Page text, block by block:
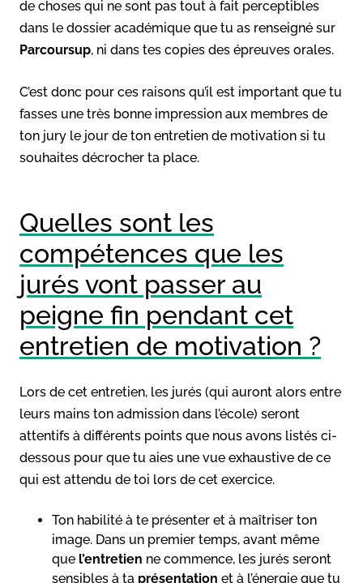
de choses qui ne sont pas tout à fait perceptibles
dans le dossier académique que tu as renseigné sur
Parcoursup, ni dans tes copies des épreuves orales.
C’est donc pour ces raisons qu’il est important que tu
fasses une très bonne impression aux membres de
ton jury le jour de ton entretien de motivation si tu
souhaites décrocher ta place.
Quelles sont les
compétences que les
jurés vont passer au
peigne fin pendant cet
entretien de motivation ?
Lors de cet entretien, les jurés (qui auront alors entre
leurs mains ton admission dans l’école) seront
attentifs à différents points que nous avons listés ci-
dessous pour que tu aies une vue exhaustive de ce
qui est attendu de toi lors de cet exercice.
Ton habilité à te présenter et à maîtriser ton
image. Dans un premier temps, avant même
que l’entretien ne commence, les jurés seront
sensibles à ta présentation et à l’énergie que tu